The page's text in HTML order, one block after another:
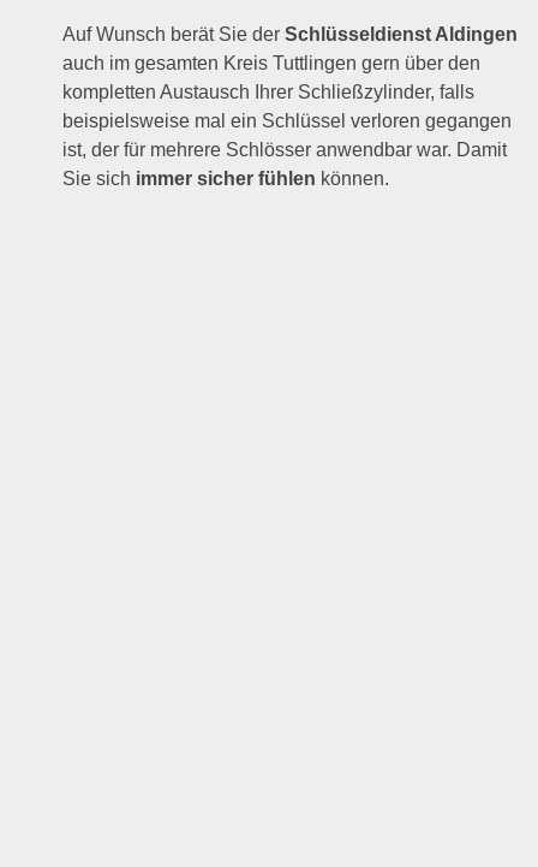
Auf Wunsch berät Sie derSchlüsseldienst Aldingen
auch im gesamten Kreis Tuttlingen gern über den
kompletten Austausch Ihrer Schließzylinder, falls
beispielsweise mal ein Schlüssel verloren gegangen
ist, der für mehrere Schlösser anwendbar war. Damit
Sie sich immer sicher fühlen können.